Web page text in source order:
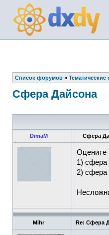
Список форумов » Тематические
Сфера Дайсона
DimaM Сфера
Оцените
1) сфера
2) сфера
Mihr Re: Сфера